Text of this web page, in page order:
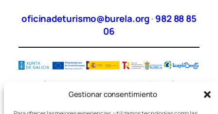
Gestionar consentimiento
oficinadeturismo@burela.org· 982 88 85
06